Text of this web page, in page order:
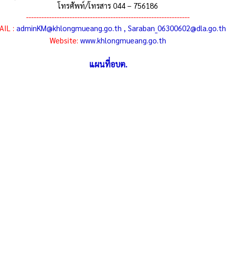
โทรศัพท์/โทรสาร 044 – 756186
----------------------------------------------------------------
: adminKM@khlongmueang.go.th , Saraban_06300602@dla.go.th
Website: www.khlongmueang.go.th
แผนที่อบต.